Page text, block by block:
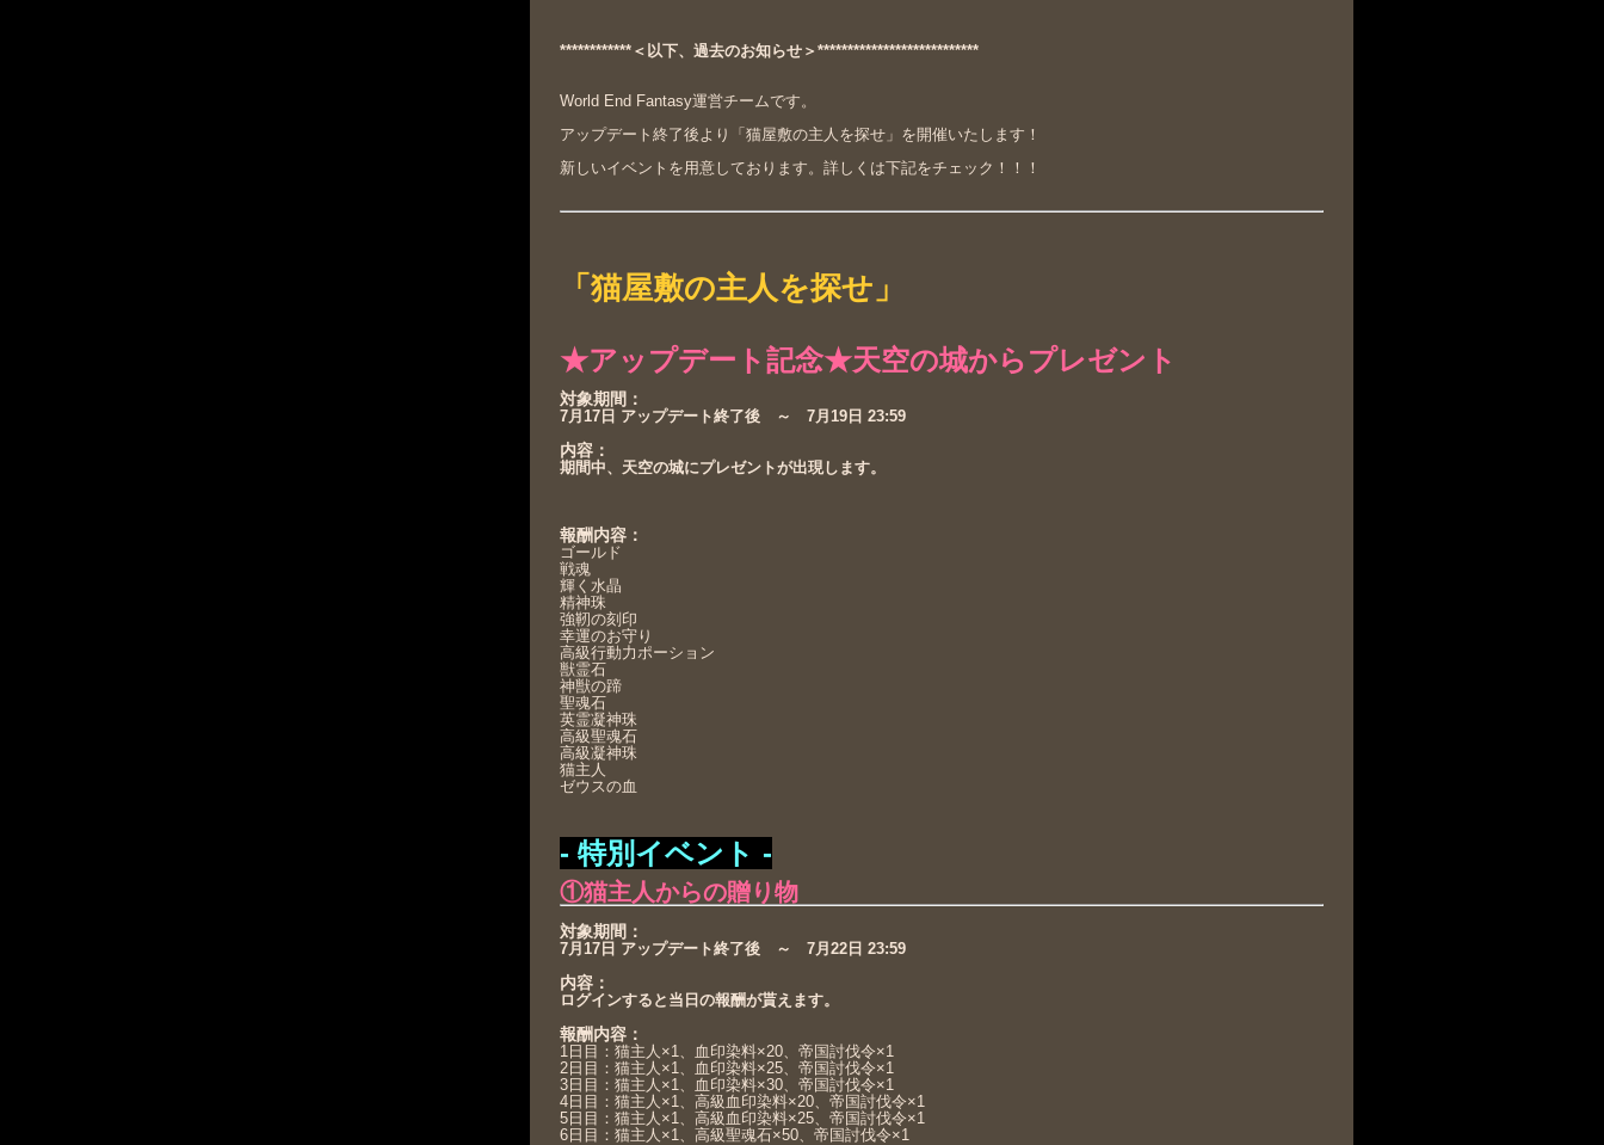
************＜以下、過去のお知らせ＞***************************
World End Fantasy運営チームです。
アップデート終了後より「猫屋敷の主人を探せ」を開催いたします！
新しいイベントを用意しております。詳しくは下記をチェック！！！
「猫屋敷の主人を探せ」
★アップデート記念★天空の城からプレゼント
対象期間：
7月17日 アップデート終了後 ～ 7月19日 23:59
内容：
期間中、天空の城にプレゼントが出現します。
報酬内容：
ゴールド
戦魂
輝く水晶
精神珠
強靭の刻印
幸運のお守り
高級行動力ポーション
獣霊石
神獣の蹄
聖魂石
英霊凝神珠
高級聖魂石
高級凝神珠
猫主人
ゼウスの血
- 特別イベント -
①猫主人からの贈り物
対象期間：
7月17日 アップデート終了後 ～ 7月22日 23:59
内容：
ログインすると当日の報酬が貰えます。
報酬内容：
1日目：猫主人×1、血印染料×20、帝国討伐令×1
2日目：猫主人×1、血印染料×25、帝国討伐令×1
3日目：猫主人×1、血印染料×30、帝国討伐令×1
4日目：猫主人×1、高級血印染料×20、帝国討伐令×1
5日目：猫主人×1、高級血印染料×25、帝国討伐令×1
6日目：猫主人×1、高級聖魂石×50、帝国討伐令×1